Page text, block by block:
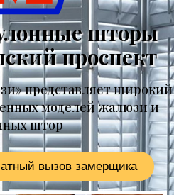
шторы
проспект
представляет широкий
моделей жалюзи и
штор
вызов замерщика